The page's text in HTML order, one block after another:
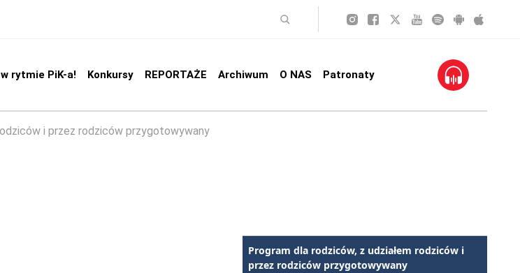
rytmie PiK-a! Konkursy REPORTAŻE Archiwum O NAS Patronaty
i przez rodziców przygotowywany
Program dla rodziców, z udziałem rodziców i
przez rodziców przygotowywany